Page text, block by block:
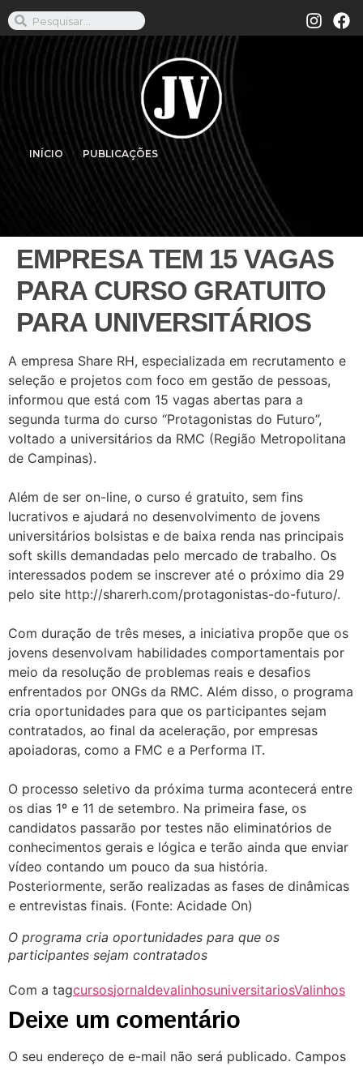
INÍCIO PUBLICAÇÕES
EMPRESA TEM 15 VAGAS
PARA CURSO GRATUITO
PARA UNIVERSITÁRIOS
A empresa Share RH, especializada em recrutamento e
seleção e projetos com foco em gestão de pessoas,
informou que está com 15 vagas abertas para a
segunda turma do curso “Protagonistas do Futuro”,
voltado a universitários da RMC (Região Metropolitana
de Campinas).
Além de ser on-line, o curso é gratuito, sem fins
lucrativos e ajudará no desenvolvimento de jovens
universitários bolsistas e de baixa renda nas principais
soft skills demandadas pelo mercado de trabalho. Os
interessados podem se inscrever até o próximo dia 29
pelo site http://sharerh.com/protagonistas-do-futuro/.
Com duração de três meses, a iniciativa propõe que os
jovens desenvolvam habilidades comportamentais por
meio da resolução de problemas reais e desafios
enfrentados por ONGs da RMC. Além disso, o programa
cria oportunidades para que os participantes sejam
contratados, ao final da aceleração, por empresas
apoiadoras, como a FMC e a Performa IT.
O processo seletivo da próxima turma acontecerá entre
os dias 1º e 11 de setembro. Na primeira fase, os
candidatos passarão por testes não eliminatórios de
conhecimentos gerais e lógica e terão ainda que enviar
vídeo contando um pouco da sua história.
Posteriormente, serão realizadas as fases de dinâmicas
e entrevistas finais. (Fonte: Acidade On)
O programa cria oportunidades para que os
participantes sejam contratados
Com a tagcursosjornaldevalinhosuniversitariosValinhos
Deixe um comentário
O seu endereço de e-mail não será publicado. Campos